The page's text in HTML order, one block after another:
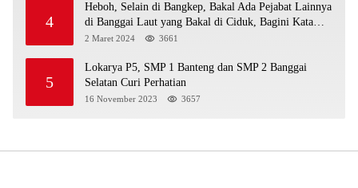
4
Heboh, Selain di Bangkep, Bakal Ada Pejabat Lainnya
di Banggai Laut yang Bakal di Ciduk, Bagini Kata
Kapolres!
2 Maret 2024 3661
5
Lokarya P5, SMP 1 Banteng dan SMP 2 Banggai
Selatan Curi Perhatian
16 November 2023 3657